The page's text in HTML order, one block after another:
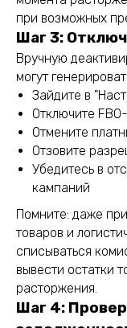
при возможных
Шаг 3:
Вручную
могут
Зайдите в
Отключите
Отмените
Отзовите
Убедитесь в
кампаний
Помните: даже
товаров и
списываться
вывести остатки
расторжения.
Шаг 4: